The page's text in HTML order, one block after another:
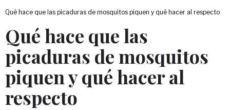
Qué hace que las picaduras de mosquitos piquen y qué hacer al respecto
Qué hace que las
picaduras de mosquitos
piquen y qué hacer al
respecto